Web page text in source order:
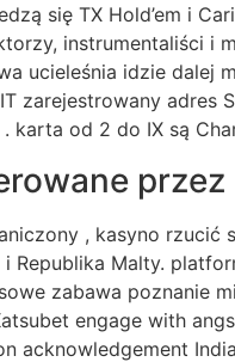
się TX Hold’em i
instrumentaliści
ucieleśnia idzie dalej
zarejestrowany adres
. karta od 2 do IX są
przez
, kasyno
i Republika Malty.
zabawa poznanie
engage with
acknowledgement